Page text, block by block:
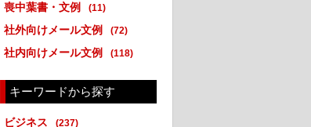
喪中葉書・文例 (11)
社外向けメール文例 (72)
社内向けメール文例 (118)
キーワードから探す
ビジネス (237)